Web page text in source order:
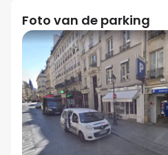
Foto van de parking